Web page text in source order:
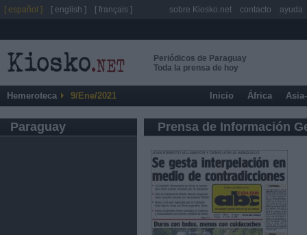
Periódicos de Paraguay
Toda la prensa de hoy
Hemeroteca 9/Ene/2021 Inicio África
Paraguay Prensa de Información
[ español ] [ english ] [ français ] sobre Kiosko.net contacto ayuda